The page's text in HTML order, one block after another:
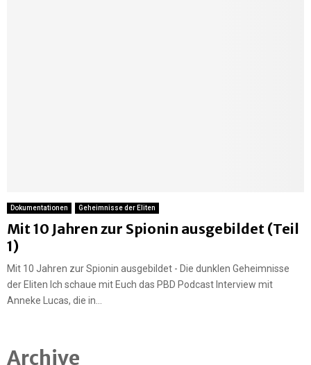
Dokumentationen Geheimnisse der Eliten
Mit 10 Jahren zur Spionin ausgebildet (Teil
1)
Mit 10 Jahren zur Spionin ausgebildet - Die dunklen Geheimnisse
der Eliten Ich schaue mit Euch das PBD Podcast Interview mit
Anneke Lucas, die in...
Archive